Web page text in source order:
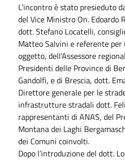
L’incontro è stato presieduto
del Vice Ministro On. Edoardo
dott. Stefano Locatelli,
Matteo Salvini e referente per
oggetto, dell’Assessore
Presidenti delle Province di
Gandolfi, e di Brescia, dott.
Direttore generale per le
infrastrutture stradali dott.
rappresentanti di ANAS, del
Montana dei Laghi
dei Comuni coinvolti.
Dopo l’introduzione del dott.